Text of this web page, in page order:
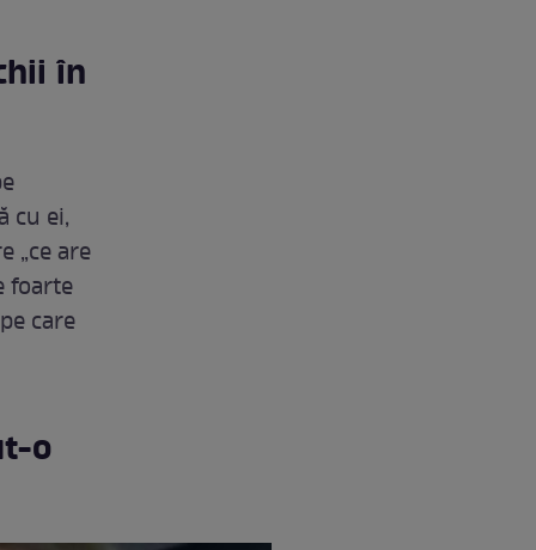
în
cu ei,
„ce are
foarte
care
o